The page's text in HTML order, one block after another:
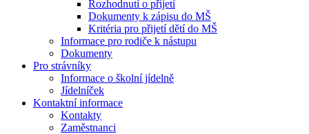
Rozhodnutí o přijetí
Dokumenty k zápisu do MŠ
Kritéria pro přijetí dětí do MŠ
Informace pro rodiče k nástupu
Dokumenty
Pro strávníky
Informace o školní jídelně
Jídelníček
Kontaktní informace
Kontakty
Zaměstnanci